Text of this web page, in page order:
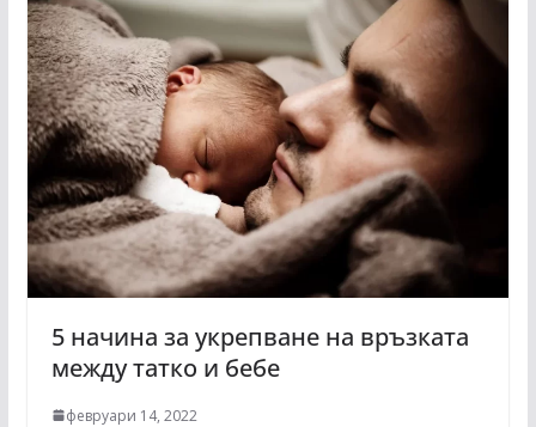
5 начина за укрепване на връзката
между татко и бебе
февруари 14, 2022